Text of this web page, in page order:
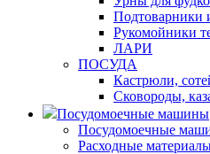
Подтоварники
Рукомойники
ЛАРИ
ПОСУДА
Кастрюли,
Сковороды,
Посудомоечные машины
Посудомоечные
Расходные